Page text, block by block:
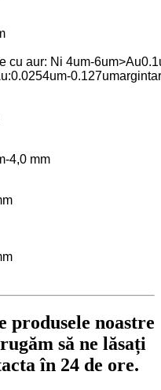
cu aur: Ni 4um-
0.127um
4,0 mm
produsele noastre
să ne lăsați
în 24 de ore.